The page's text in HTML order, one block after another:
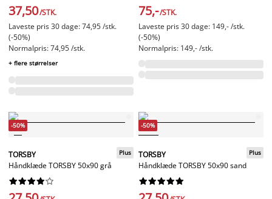
37,50/STK.
Laveste pris 30 dage: 74,95 /stk.
(-50%)
Normalpris: 74,95 /stk.
+ flere størrelser
75,-/STK.
Laveste pris 30 dage: 149,- /stk.
(-50%)
Normalpris: 149,- /stk.
-50%
TORSBY
Håndklæde TORSBY 50x90 grå
Plus






-50%
TORSBY
Håndklæde TORSBY 50x90 sand
Plus





